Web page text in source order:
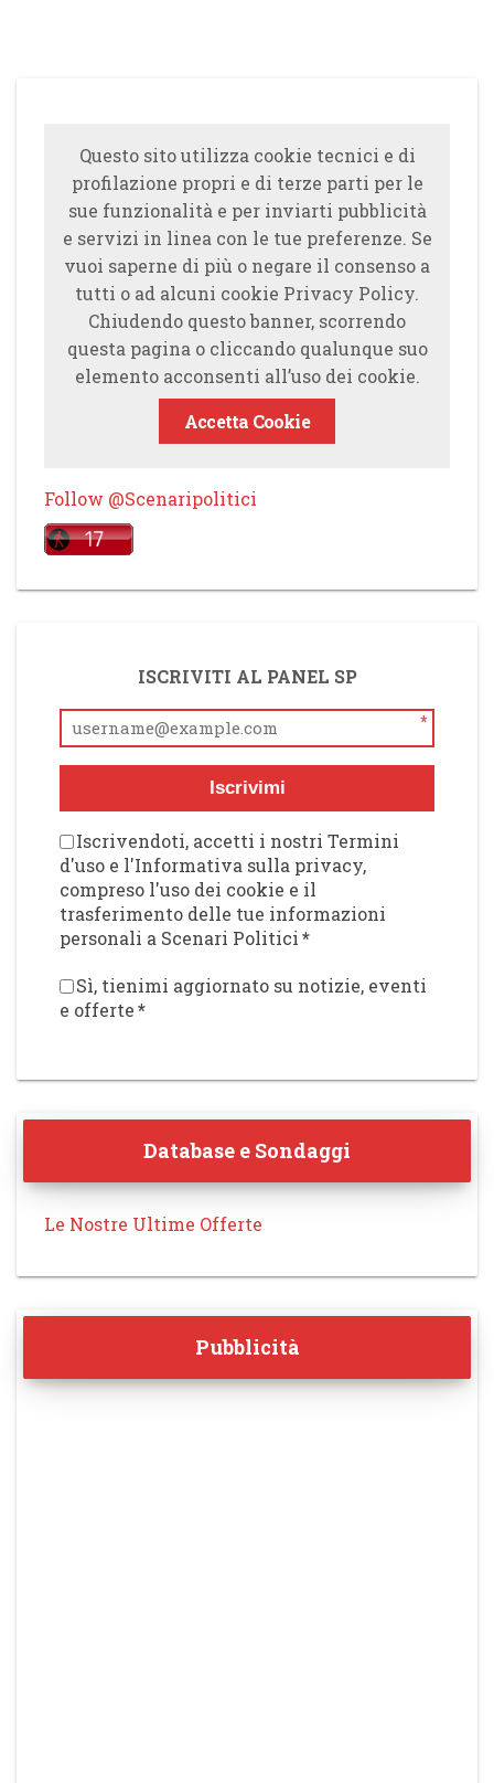
Questo sito utilizza cookie tecnici e di
profilazione propri e di terze parti per le
sue funzionalità e per inviarti pubblicità
e servizi in linea con le tue preferenze. Se
vuoi saperne di più o negare il consenso a
tutti o ad alcuni cookie Privacy Policy.
Chiudendo questo banner, scorrendo
questa pagina o cliccando qualunque suo
elemento acconsenti all’uso dei cookie.
Accetta Cookie
Follow @Scenaripolitici
ISCRIVITI AL PANEL SP
*
Iscrivimi
Iscrivendoti, accetti i nostri Termini
d'uso e l'Informativa sulla privacy,
compreso l'uso dei cookie e il
trasferimento delle tue informazioni
personali a Scenari Politici*
Sì, tienimi aggiornato su notizie, eventi
e offerte*
Database e Sondaggi
Le Nostre Ultime Offerte
Pubblicità